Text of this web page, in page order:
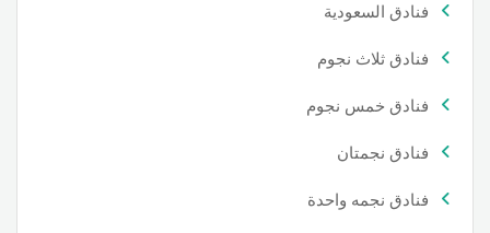
فنادق السعودية
فنادق ثلاث نجوم
فنادق خمس نجوم
فنادق نجمتان
فنادق نجمه واحدة